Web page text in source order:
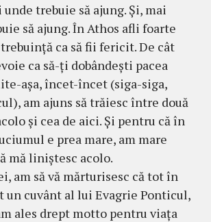
trebuie să ajung. Şi, mai
să ajung. În Athos afli foarte
ca să fii fericit. De cât
ca să-ţi do­bândeşti pacea
aşa, încet-încet (siga-siga,
am ajuns să trăiesc între două
şi cea de aici. Şi pentru că în
e prea mare, am mare
mă liniştesc acolo.
am să vă mărturisesc că tot în
un cuvânt al lui Evagrie Ponticul,
ales drept motto pentru viaţa